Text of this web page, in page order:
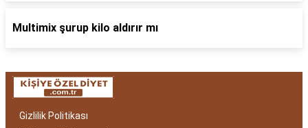
Multimix şurup kilo aldırır mı
Gizlilik Politikası